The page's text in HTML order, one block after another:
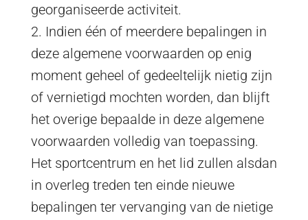
georganiseerde activiteit.
2. Indien één of meerdere bepalingen in
deze algemene voorwaarden op enig
moment geheel of gedeeltelijk nietig zijn
of vernietigd mochten worden, dan blijft
het overige bepaalde in deze algemene
voorwaarden volledig van toepassing.
Het sportcentrum en het lid zullen alsdan
in overleg treden ten einde nieuwe
bepalingen ter vervanging van de nietige